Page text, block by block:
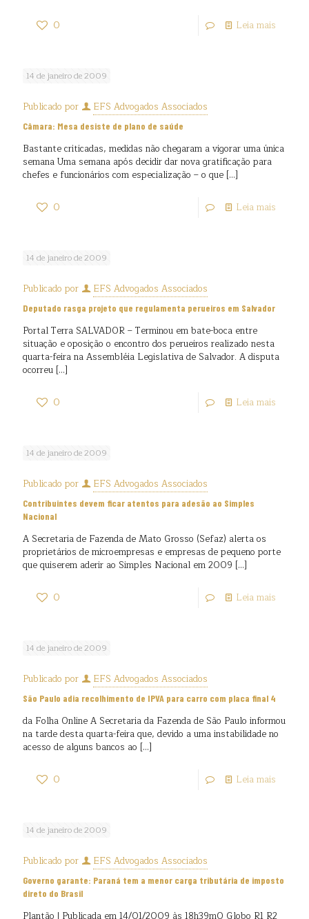
0 Leia mais
14 de janeiro de 2009
Publicado por EFS Advogados Associados
Câmara: Mesa desiste de plano de saúde
Bastante criticadas, medidas não chegaram a vigorar uma única
semana Uma semana após decidir dar nova gratificação para
chefes e funcionários com especialização – o que […]
0 Leia mais
14 de janeiro de 2009
Publicado por EFS Advogados Associados
Deputado rasga projeto que regulamenta perueiros em Salvador
Portal Terra SALVADOR – Terminou em bate-boca entre
situação e oposição o encontro dos perueiros realizado nesta
quarta-feira na Assembléia Legislativa de Salvador. A disputa
ocorreu […]
0 Leia mais
14 de janeiro de 2009
Publicado por EFS Advogados Associados
Contribuintes devem ficar atentos para adesão ao Simples
Nacional
A Secretaria de Fazenda de Mato Grosso (Sefaz) alerta os
proprietários de microempresas e empresas de pequeno porte
que quiserem aderir ao Simples Nacional em 2009 […]
0 Leia mais
14 de janeiro de 2009
Publicado por EFS Advogados Associados
São Paulo adia recolhimento de IPVA para carro com placa final 4
da Folha Online A Secretaria da Fazenda de São Paulo informou
na tarde desta quarta-feira que, devido a uma instabilidade no
acesso de alguns bancos ao […]
0 Leia mais
14 de janeiro de 2009
Publicado por EFS Advogados Associados
Governo garante: Paraná tem a menor carga tributária de imposto
direto do Brasil